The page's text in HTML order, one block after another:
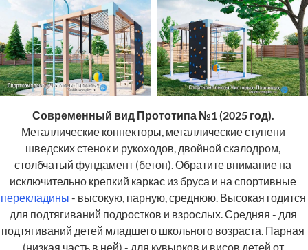
Металлические коннекторы, металлические ступени
шведских стенок и рукоходов, двойной скалодром,
столбчатый фундамент (бетон). Обратите внимание на
перекладины - высокую, парную, среднюю. Высокая годится
для подтягиваний подростков и взрослых. Средняя - для
подтягиваний детей младшего школьного возраста. Парная
(низкая часть в ней) - для кувырков и висов детей от